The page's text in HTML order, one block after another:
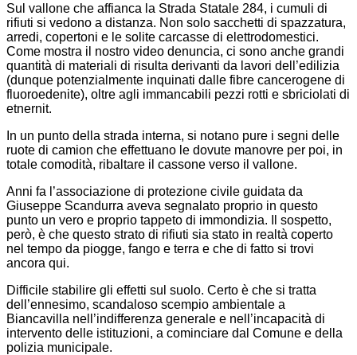
Sul vallone che affianca la Strada Statale 284, i cumuli di
rifiuti si vedono a distanza. Non solo sacchetti di spazzatura,
arredi, copertoni e le solite carcasse di elettrodomestici.
Come mostra il nostro video denuncia, ci sono anche grandi
quantità di materiali di risulta derivanti da lavori dell’edilizia
(dunque potenzialmente inquinati dalle fibre cancerogene di
fluoroedenite), oltre agli immancabili pezzi rotti e sbriciolati di
etnernit.
In un punto della strada interna, si notano pure i segni delle
ruote di camion che effettuano le dovute manovre per poi, in
totale comodità, ribaltare il cassone verso il vallone.
Anni fa l’associazione di protezione civile guidata da
Giuseppe Scandurra aveva segnalato proprio in questo
punto un vero e proprio tappeto di immondizia. Il sospetto,
però, è che questo strato di rifiuti sia stato in realtà coperto
nel tempo da piogge, fango e terra e che di fatto si trovi
ancora qui.
Difficile stabilire gli effetti sul suolo. Certo è che si tratta
dell’ennesimo, scandaloso scempio ambientale a
Biancavilla nell’indifferenza generale e nell’incapacità di
intervento delle istituzioni, a cominciare dal Comune e della
polizia municipale.